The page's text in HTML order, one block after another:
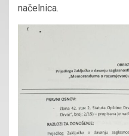
načelnica.